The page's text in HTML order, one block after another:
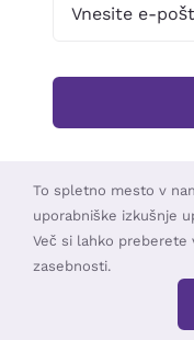
© 2025 •Založba
To spletno mesto v
uporabniške izkušnje
Več si lahko preberete
zasebnosti.